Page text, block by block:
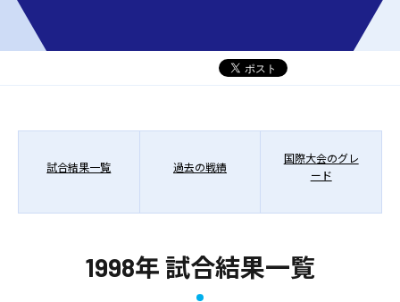
試合結果一覧 過去の戦績
国際大会のグレ
ード
1998年 試合結果一覧